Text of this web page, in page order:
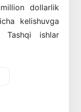
dollarlik
kelishuvga
ishlar